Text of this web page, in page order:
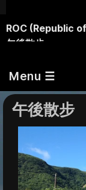
ROC (Republic
午後散步
Menu ☰
午後散步